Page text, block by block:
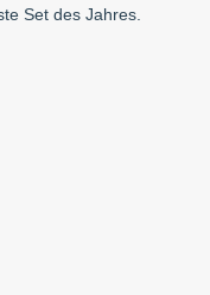
Set des Jahres.